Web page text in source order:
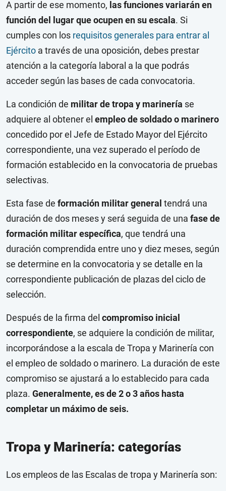
A partir de ese momento, las funciones variarán en
función del lugar que ocupen en su escala. Si
cumples con los requisitos generales para entrar al
Ejército a través de una oposición, debes prestar
atención a la categoría laboral a la que podrás
acceder según las bases de cada convocatoria.
La condición de militar de tropa y marinería se
adquiere al obtener el empleo de soldado o marinero
concedido por el Jefe de Estado Mayor del Ejército
correspondiente, una vez superado el período de
formación establecido en la convocatoria de pruebas
selectivas.
Esta fase de formación militar general tendrá una
duración de dos meses y será seguida de una fase de
formación militar específica, que tendrá una
duración comprendida entre uno y diez meses, según
se determine en la convocatoria y se detalle en la
correspondiente publicación de plazas del ciclo de
selección.
Después de la firma del compromiso inicial
correspondiente, se adquiere la condición de militar,
incorporándose a la escala de Tropa y Marinería con
el empleo de soldado o marinero. La duración de este
compromiso se ajustará a lo establecido para cada
plaza. Generalmente, es de 2 o 3 años hasta
completar un máximo de seis.
Tropa y Marinería: categorías
Los empleos de las Escalas de tropa y Marinería son: